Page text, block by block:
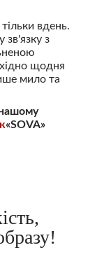
вдень.
зв'язку з
щодня
мило та
нашому
«SOVA»